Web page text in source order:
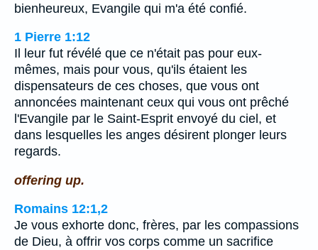
bienheureux, Evangile qui m'a été confié.
1 Pierre 1:12
Il leur fut révélé que ce n'était pas pour eux-
mêmes, mais pour vous, qu'ils étaient les
dispensateurs de ces choses, que vous ont
annoncées maintenant ceux qui vous ont prêché
l'Evangile par le Saint-Esprit envoyé du ciel, et
dans lesquelles les anges désirent plonger leurs
regards.
offering up.
Romains 12:1,2
Je vous exhorte donc, frères, par les compassions
de Dieu, à offrir vos corps comme un sacrifice